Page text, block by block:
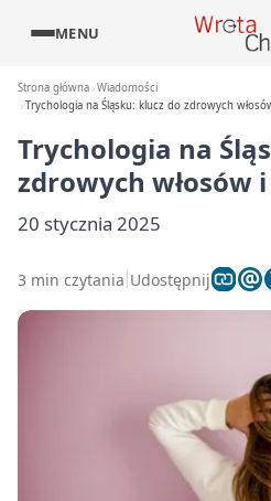
MENU
Strona główna Wiadomości
Trychologia na Śląsku: klucz do zdrowych
Trychologia na
zdrowych włosów
20 stycznia 2025
3 min czytania Udostępnij